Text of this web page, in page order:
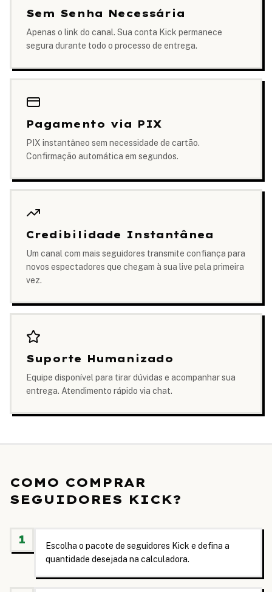
Sem Senha Necessária
Apenas o link do canal. Sua conta Kick permanece
segura durante todo o processo de entrega.
Pagamento via PIX
PIX instantâneo sem necessidade de cartão.
Confirmação automática em segundos.
Credibilidade Instantânea
Um canal com mais seguidores transmite confiança para
novos espectadores que chegam à sua live pela primeira
vez.
Suporte Humanizado
Equipe disponível para tirar dúvidas e acompanhar sua
entrega. Atendimento rápido via chat.
COMO COMPRAR
SEGUIDORES KICK?
1
Escolha o pacote de seguidores Kick e defina a
quantidade desejada na calculadora.